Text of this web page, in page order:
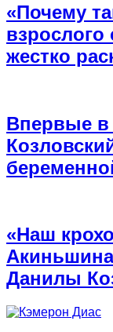
«Почему
жестко
Впервые в
«Наш
Данилы